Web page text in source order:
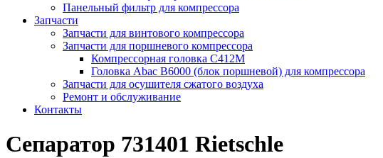
Панельный фильтр для компрессора
Запчасти
Запчасти для винтового компрессора
Запчасти для поршневого компрессора
Компрессорная головка С412М
Головка Abac B6000 (блок поршневой) для компрессора
Запчасти для осушителя сжатого воздуха
Ремонт и обслуживание
Контакты
Сепаратор 731401 Rietschle